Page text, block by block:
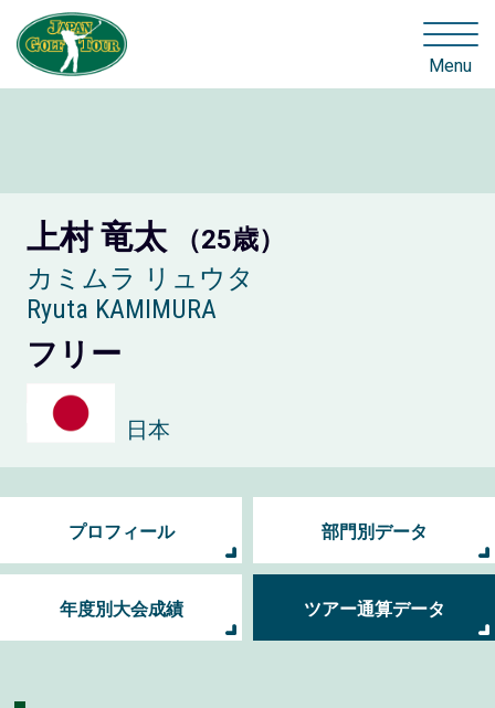
Menu
上村 竜太
（25歳）
カミムラ リュウタ
Ryuta KAMIMURA
フリー
日本
プロフィール 部門別データ
年度別大会成績 ツアー通算データ